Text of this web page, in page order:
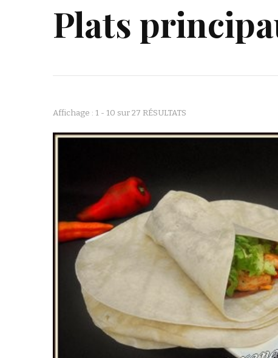
Plats
Affichage : 1 - 10 sur 27 RÉSULTATS